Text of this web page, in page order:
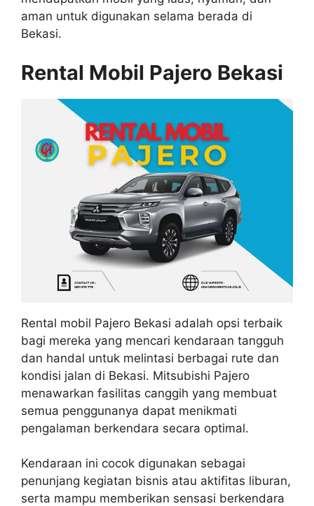
aman untuk digunakan selama berada di
Bekasi.
Rental Mobil Pajero Bekasi
Rental mobil Pajero Bekasi adalah opsi terbaik
bagi mereka yang mencari kendaraan tangguh
dan handal untuk melintasi berbagai rute dan
kondisi jalan di Bekasi. Mitsubishi Pajero
menawarkan fasilitas canggih yang membuat
semua penggunanya dapat menikmati
pengalaman berkendara secara optimal.
Kendaraan ini cocok digunakan sebagai
penunjang kegiatan bisnis atau aktifitas liburan,
serta mampu memberikan sensasi berkendara